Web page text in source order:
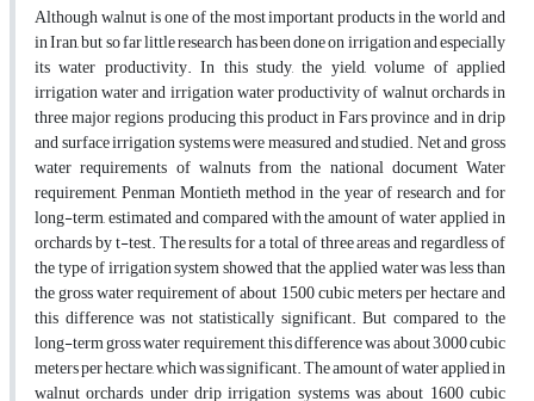
Although walnut is one of the most important products in the world and
in Iran, but so far little research has been done on irrigation and especially
its water productivity. In this study, the yield, volume of applied
irrigation water and irrigation water productivity of walnut orchards in
three major regions producing this product in Fars province and in drip
and surface irrigation systems were measured and studied. Net and gross
water requirements of walnuts from the national document Water
requirement, Penman Montieth method in the year of research and for
long-term, estimated and compared with the amount of water applied in
orchards by t-test. The results for a total of three areas and regardless of
the type of irrigation system showed that the applied water was less than
the gross water requirement of about 1500 cubic meters per hectare and
this difference was not statistically significant. But compared to the
long-term gross water requirement, this difference was about 3,000 cubic
meters per hectare, which was significant. The amount of water applied in
walnut orchards under drip irrigation systems was about 1600 cubic